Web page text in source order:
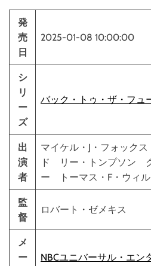
発
売
日
2025-01-08 10:00:00
シ
リ
ー
ズ
バック・トゥ・ザ・フュ
出
演
者
マイケル・J・フォック
ド リー・トンプソン
ー トーマス・F・ウィ
監
督
ロバート・ゼメキス
メ
ー
NBCユニバーサル・エン